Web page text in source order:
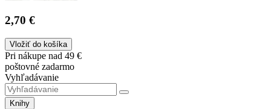
2,70 €
Vložiť do košíka
Pri nákupe nad 49 €
poštovné zadarmo
Vyhľadávanie
Knihy